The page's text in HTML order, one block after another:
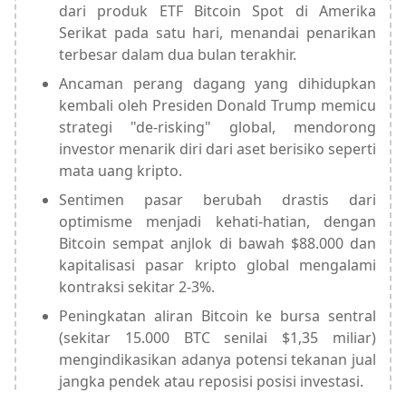
dari produk ETF Bitcoin Spot di Amerika
Serikat pada satu hari, menandai penarikan
terbesar dalam dua bulan terakhir.
Ancaman perang dagang yang dihidupkan
kembali oleh Presiden Donald Trump memicu
strategi "de-risking" global, mendorong
investor menarik diri dari aset berisiko seperti
mata uang kripto.
Sentimen pasar berubah drastis dari
optimisme menjadi kehati-hatian, dengan
Bitcoin sempat anjlok di bawah $88.000 dan
kapitalisasi pasar kripto global mengalami
kontraksi sekitar 2-3%.
Peningkatan aliran Bitcoin ke bursa sentral
(sekitar 15.000 BTC senilai $1,35 miliar)
mengindikasikan adanya potensi tekanan jual
jangka pendek atau reposisi posisi investasi.